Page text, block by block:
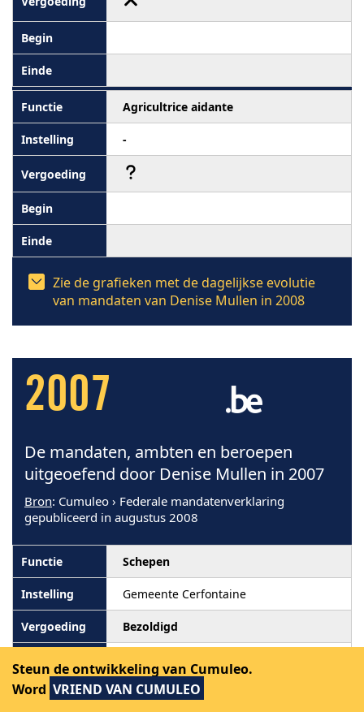
Agricultrice aidante
-
Zie de grafieken met de dagelijkse evolutie
van mandaten van Denise Mullen in 2008
2007
De mandaten, ambten en beroepen
uitgeoefend door Denise Mullen in 2007
Bron: Cumuleo › Federale mandatenverklaring
gepubliceerd in augustus 2008
Schepen
Gemeente Cerfontaine
Bezoldigd
Steun de ontwikkeling van Cumuleo.
Word VRIEND VAN CUMULEO